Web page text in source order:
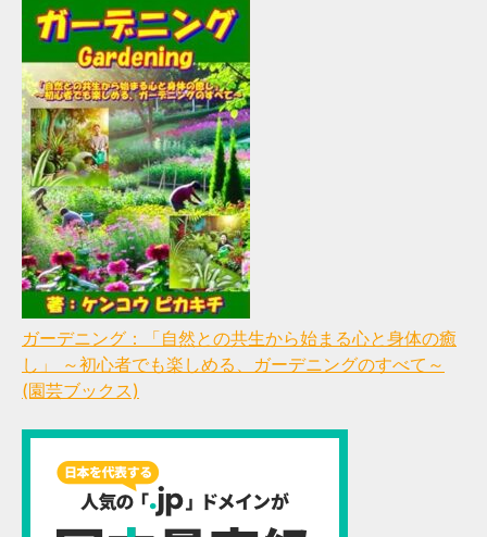
ガーデニング：「自然との共生から始まる心と身体の癒
し」 ～初心者でも楽しめる、ガーデニングのすべて～
(園芸ブックス)